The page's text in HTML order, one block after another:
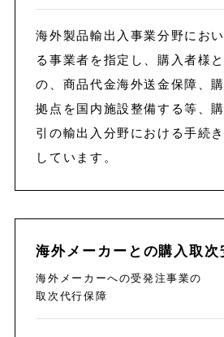
海外製品輸出入事業分野にお
る事業者を指定し、購入者様
の、商品代金海外送金保障、
拠点を国内施設整備する等、
引の輸出入分野における手続
しています。
海外メーカーとの購入取次
海外メーカーへの受発注事業の
取次代行保障